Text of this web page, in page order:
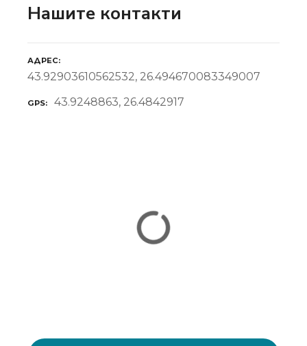
Нашите контакти
АДРЕС
43.92903610562532, 26.494670083349007
GPS 43.9248863, 26.4842917